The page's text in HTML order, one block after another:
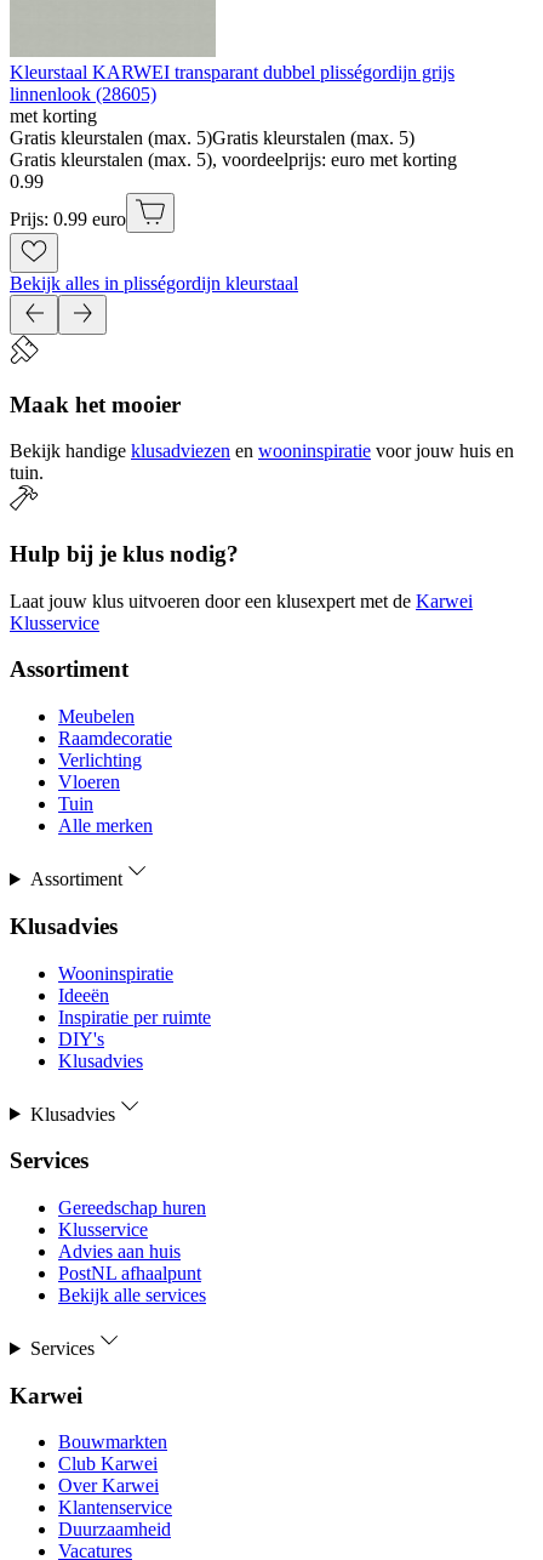
Kleurstaal KARWEI transparant dubbel plisségordijn grijs
linnenlook (28605)
met korting
Gratis kleurstalen (max. 5)Gratis kleurstalen (max. 5)
Gratis kleurstalen (max. 5), voordeelprijs: euro met korting
0.99
Prijs: 0.99 euro
Bekijk alles in plisségordijn kleurstaal
Maak het mooier
Bekijk handige klusadviezen en wooninspiratie voor jouw huis en
tuin.
Hulp bij je klus nodig?
Laat jouw klus uitvoeren door een klusexpert met de Karwei
Klusservice
Assortiment
Meubelen
Raamdecoratie
Verlichting
Vloeren
Tuin
Alle merken
Assortiment
Klusadvies
Wooninspiratie
Ideeën
Inspiratie per ruimte
DIY's
Klusadvies
Klusadvies
Services
Gereedschap huren
Klusservice
Advies aan huis
PostNL afhaalpunt
Bekijk alle services
Services
Karwei
Bouwmarkten
Club Karwei
Over Karwei
Klantenservice
Duurzaamheid
Vacatures